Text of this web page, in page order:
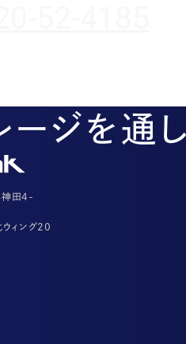
ージを通
神田4-
ィング20